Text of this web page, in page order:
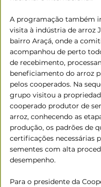
A programação também
visita à indústria de arroz
bairro Araçá, onde a
acompanhou de perto
de recebimento,
beneficiamento do arroz
pelos cooperados. Na
grupo visitou a
cooperado produtor de
arroz, conhecendo as
produção, os padrões de
certificações necessárias
sementes com alta
desempenho.
Para o presidente da